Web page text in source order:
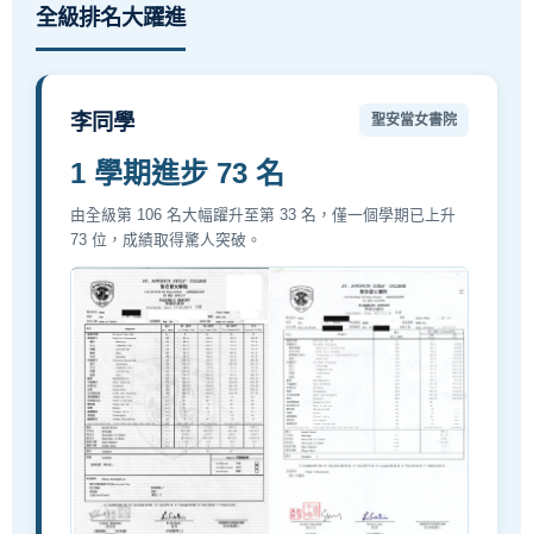
全級排名大躍進
李同學 聖安當女書院
1 學期進步 73 名
由全級第 106 名大幅躍升至第 33 名，僅一個學期已上升
73 位，成績取得驚人突破。